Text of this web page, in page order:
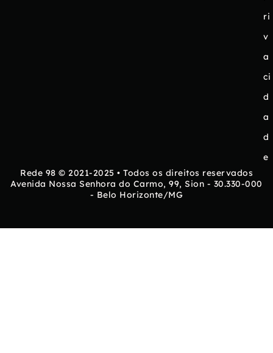
ri
v
a
ci
d
a
d
e
Rede 98 © 2021-2025 • Todos os direitos reservados
Avenida Nossa Senhora do Carmo, 99, Sion - 30.330-000
- Belo Horizonte/MG